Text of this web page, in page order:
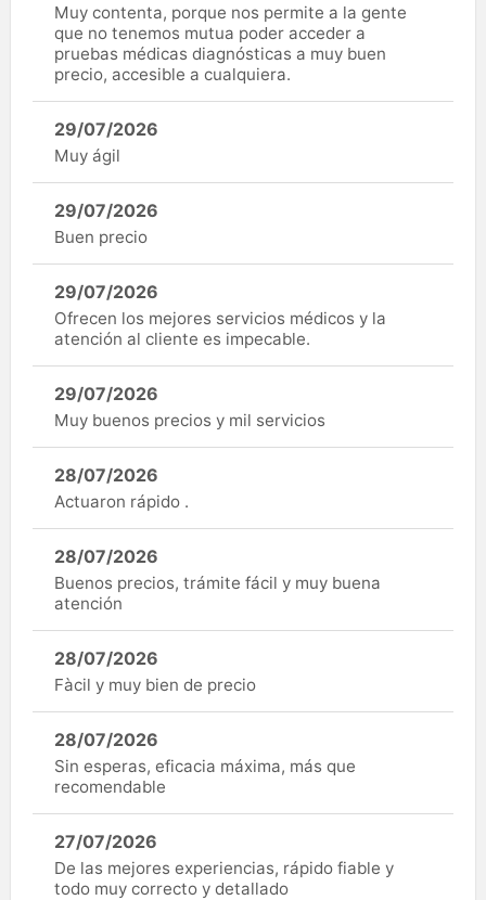
Muy contenta, porque nos permite a la gente
que no tenemos mutua poder acceder a
pruebas médicas diagnósticas a muy buen
precio, accesible a cualquiera.
29/07/2026
Muy ágil
29/07/2026
Buen precio
29/07/2026
Ofrecen los mejores servicios médicos y la
atención al cliente es impecable.
29/07/2026
Muy buenos precios y mil servicios
28/07/2026
Actuaron rápido .
28/07/2026
Buenos precios, trámite fácil y muy buena
atención
28/07/2026
Fàcil y muy bien de precio
28/07/2026
Sin esperas, eficacia máxima, más que
recomendable
27/07/2026
De las mejores experiencias, rápido fiable y
todo muy correcto y detallado